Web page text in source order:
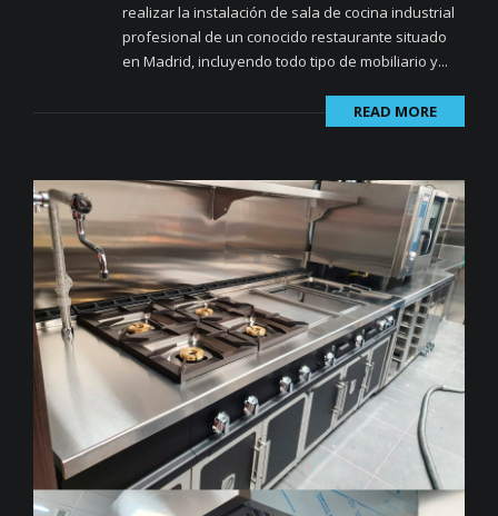
realizar la instalación de sala de cocina industrial
profesional de un conocido restaurante situado
en Madrid, incluyendo todo tipo de mobiliario y...
READ MORE